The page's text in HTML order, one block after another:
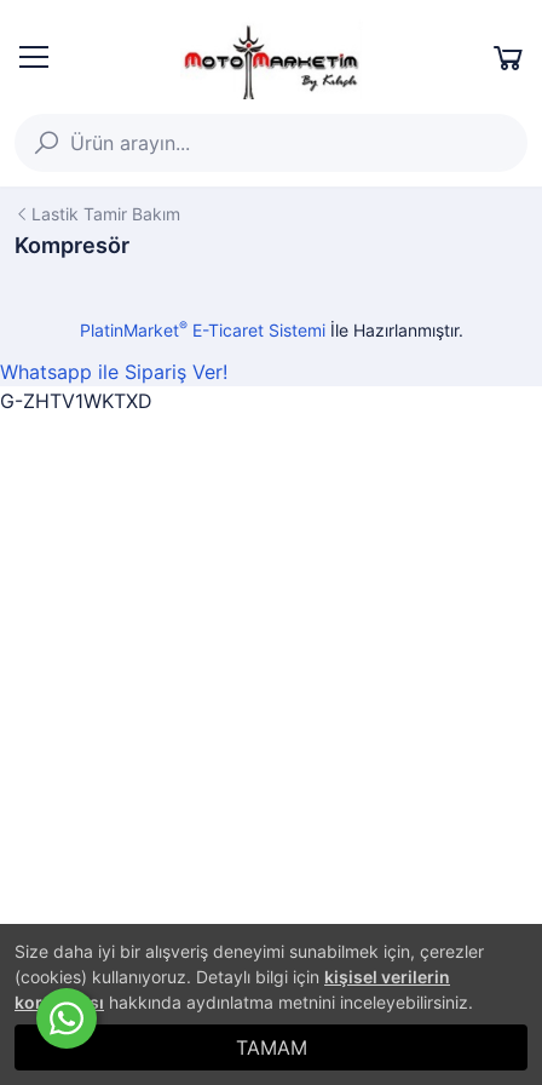
Size daha iyi bir alışveriş deneyimi sunabilmek için, çerezler
(cookies) kullanıyoruz. Detaylı bilgi için kişisel verilerin
korunması hakkında aydınlatma metnini inceleyebilirsiniz.
TAMAM
Lastik Tamir Bakım
Kompresör
PlatinMarket®E-Ticaret Sistemiİle Hazırlanmıştır.
Whatsapp ile Sipariş Ver!
G-ZHTV1WKTXD